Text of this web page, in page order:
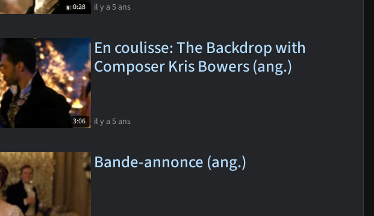
0:28 il y a 5 ans
3:06
En coulisse: The Backdrop with
Composer Kris Bowers (ang.)
il y a 5 ans
Bande-annonce (ang.)